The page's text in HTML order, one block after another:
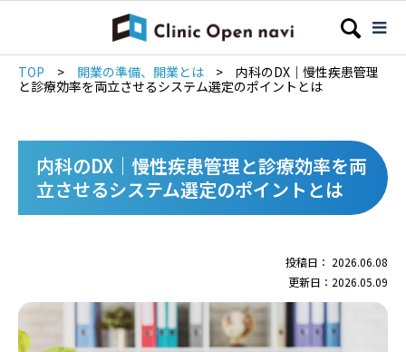
TOP > 開業の準備、開業とは >
内科のDX｜慢性疾患管理
と診療効率を両立させるシステム選定のポイントとは
内科のDX｜慢性疾患管理と診療効率を両
立させるシステム選定のポイントとは
投稿日： 2026.06.08
更新日：2026.05.09